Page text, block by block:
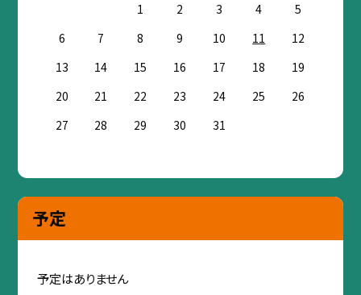
1 2 3 4
5
6
7 8 9 10 11
12
13
14 15 16 17 18
19
20
21 22 23 24 25
26
27
28 29 30 31
予定
予定はありません